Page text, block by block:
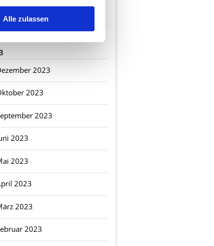
Alle zulassen
2023
2023
2023
2023
2023
2023
2023
2023